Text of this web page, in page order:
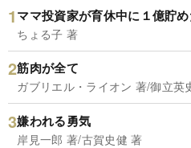
ママ投資家が育休中に１億貯
ちょる子 著
筋肉が全て
ガブリエル・ライオン 著/御立英
嫌われる勇気
岸見一郎 著/古賀史健 著